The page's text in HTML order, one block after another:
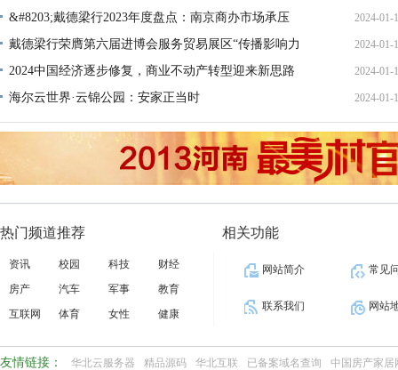
&#8203;戴德梁行2023年度盘点：南京商办市场承压 2024-01-
戴德梁行荣膺第六届进博会服务贸易展区“传播影响力
十
2024-01-
2024中国经济逐步修复，商业不动产转型迎来新思路 2024-01-
海尔云世界·云锦公园：安家正当时 2024-01-
热门频道推荐
资讯 校园 科技
财经
房产
汽车 军事
教育
互联网
体育 女性 健康
相关功能
网站简介 常见
联系我们 网站
友情链接： 华北云服务器 精品源码 华北互联 已备案域名查询 中国房产家居